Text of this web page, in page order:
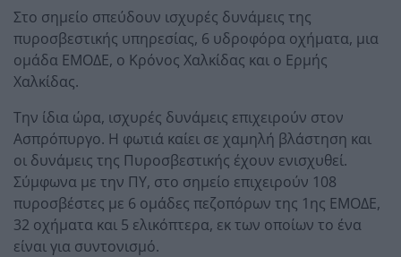
Στο σημείο σπεύδουν ισχυρές δυνάμεις της
πυροσβεστικής υπηρεσίας, 6 υδροφόρα οχήματα, μια
ομάδα ΕΜΟΔΕ, ο Κρόνος Χαλκίδας και ο Ερμής
Χαλκίδας.
Την ίδια ώρα, ισχυρές δυνάμεις επιχειρούν στον
Ασπρόπυργο. Η φωτιά καίει σε χαμηλή βλάστηση και
οι δυνάμεις της Πυροσβεστικής έχουν ενισχυθεί.
Σύμφωνα με την ΠΥ, στο σημείο επιχειρούν 108
πυροσβέστες με 6 ομάδες πεζοπόρων της 1ης ΕΜΟΔΕ,
32 οχήματα και 5 ελικόπτερα, εκ των οποίων το ένα
είναι για συντονισμό.